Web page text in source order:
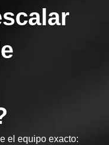
el equipo exacto: